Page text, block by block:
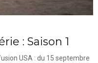
: Saison 1
USA : du 15 septembre